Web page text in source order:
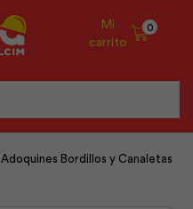
Mi
carrito
0
Adoquines Bordillos y Canaletas